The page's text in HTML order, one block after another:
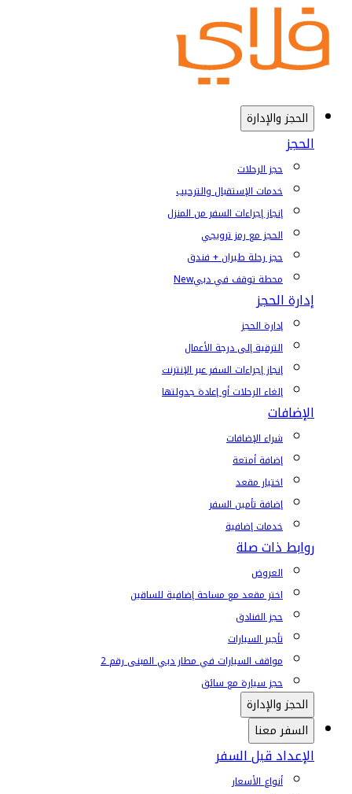
الحجز والإدارة
الحجز
حجز الرحلات
خدمات الإستقبال والترحيب
إنجاز إجراءات السفر من المنزل
الحجز مع رمز ترويجي
حجز رحلة طيران + فندق
محطة توقف في دبيNew
إدارة الحجز
إدارة الحجز
الترقية إلى درجة الأعمال
إنجاز إجراءات السفر عبر الإنترنت
إلغاء الرحلات أو إعادة جدولتها
الإضافات
شراء الإضافات
إضافة أمتعة
اختيار مقعد
إضافة تأمين السفر
خدمات إضافية
روابط ذات صلة
العروض
اختر مقعد مع مساحة إضافية للساقين
حجز الفنادق
تأجير السيارات
مواقف السيارات في مطار دبي المبنى رقم 2
حجز سيارة مع سائق
الحجز والإدارة
السفر معنا
الإعداد قبل السفر
أنواع الأسعار